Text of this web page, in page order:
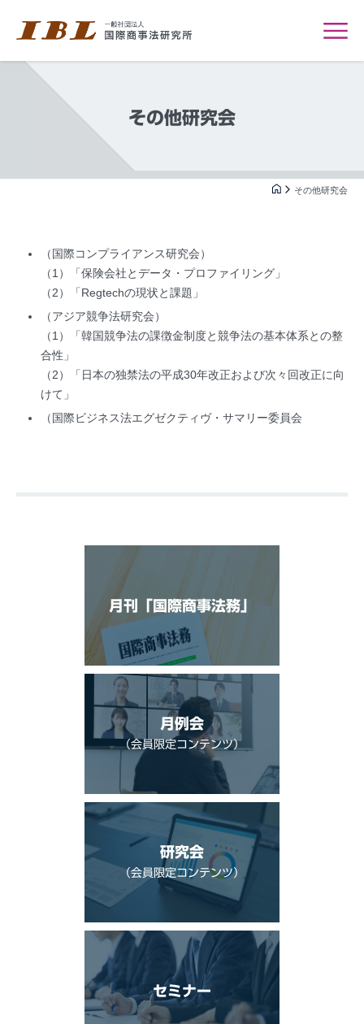
その他研究会
その他研究会
（国際コンプライアンス研究会）
（1）「保険会社とデータ・プロファイリング」
（2）「Regtechの現状と課題」
（アジア競争法研究会）
（1）「韓国競争法の課徴金制度と競争法の基本体系との整
合性」
（2）「日本の独禁法の平成30年改正および次々回改正に向
けて」
（国際ビジネス法エグゼクティヴ・サマリー委員会
月刊「国際商事法務」
月例会
（会員限定コンテンツ）
研究会
（会員限定コンテンツ）
セミナー